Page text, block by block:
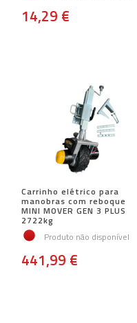
14,29 €
Carrinho elétrico para
manobras com reboque
MINI MOVER GEN 3 PLUS
2722kg
Produto não disponível
441,99 €